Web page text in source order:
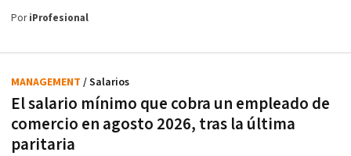
PoriProfesional
El salario mínimo que cobra un empleado de
comercio en agosto 2026, tras la última
paritaria
MANAGEMENT / Salarios